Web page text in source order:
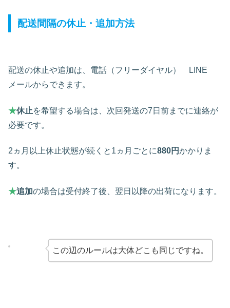
配送間隔の休止・追加方法
配送の休止や追加は、電話（フリーダイヤル） LINE
メールからできます。
★休止を希望する場合は、次回発送の7日前までに連絡が
必要です。
2ヵ月以上休止状態が続くと1ヵ月ごとに880円かかりま
す。
★追加の場合は受付終了後、翌日以降の出荷になります。
この辺のルールは大体どこも同じですね。